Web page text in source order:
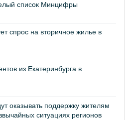
список Минцифры
спрос на вторичное жилье в
из Екатеринбурга в
оказывать поддержку жителям
ситуациях регионов